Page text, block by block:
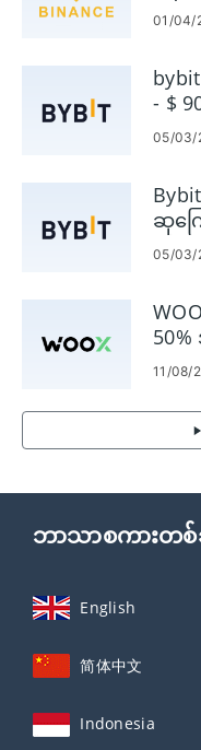
01/04/
- $
မျာ
05/03/
ဆုက
05/03/
11/08/
ဘာသာစကားတစ်
English
简体中文
Indonesia